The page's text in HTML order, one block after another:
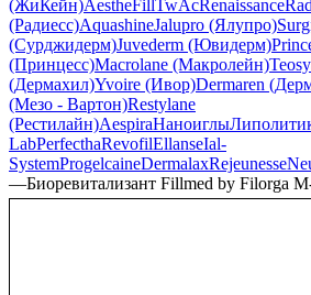
(ЖиКейн)AestheFillTwAcRenaissance
(Радиесс)AquashineJalupro (Ялупро)
(Сурджидерм)Juvederm (Ювидерм)
(Принцесс)Macrolane (Макролейн)
(Дермахил)Yvoire (Ивор)Dermaren
(Мезо - Вартон)Restylane
(Рестилайн)AespiraНаноиглы
LabPerfecthaRevofilEllanseIal-
SystemProgelcaineDermalaxRejeunesse
—Биоревитализант Fillmed by Filorga